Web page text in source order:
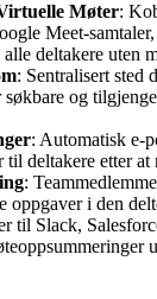
Møter:
Meet-
deltakere uten
: Sentralisert sted
søkbare og
: Automatisk e-
til deltakere etter at
:
oppgaver i den
til Slack,